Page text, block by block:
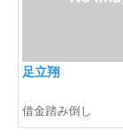
足立翔
借金踏み倒し